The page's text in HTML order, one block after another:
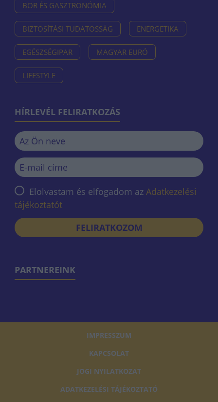
BOR ÉS GASZTRONÓMIA
BIZTOSÍTÁSI TUDATOSSÁG ENERGETIKA
EGÉSZSÉGIPAR MAGYAR EURÓ
LIFESTYLE
HÍRLEVÉL FELIRATKOZÁS
Elolvastam és elfogadom az Adatkezelési
tájékoztatót
FELIRATKOZOM
PARTNEREINK
IMPRESSZUM
KAPCSOLAT
JOGI NYILATKOZAT
ADATKEZELÉSI TÁJÉKOZTATÓ